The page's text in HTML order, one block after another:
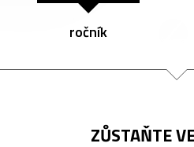
ročník
ZŮSTAŇTE